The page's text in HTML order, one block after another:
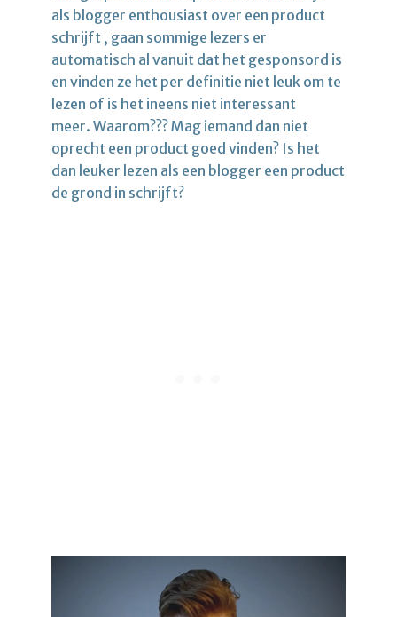
als blogger enthousiast over een product
schrijft , gaan sommige lezers er
automatisch al vanuit dat het gesponsord is
en vinden ze het per definitie niet leuk om te
lezen of is het ineens niet interessant
meer. Waarom??? Mag iemand dan niet
oprecht een product goed vinden? Is het
dan leuker lezen als een blogger een product
de grond in schrijft?